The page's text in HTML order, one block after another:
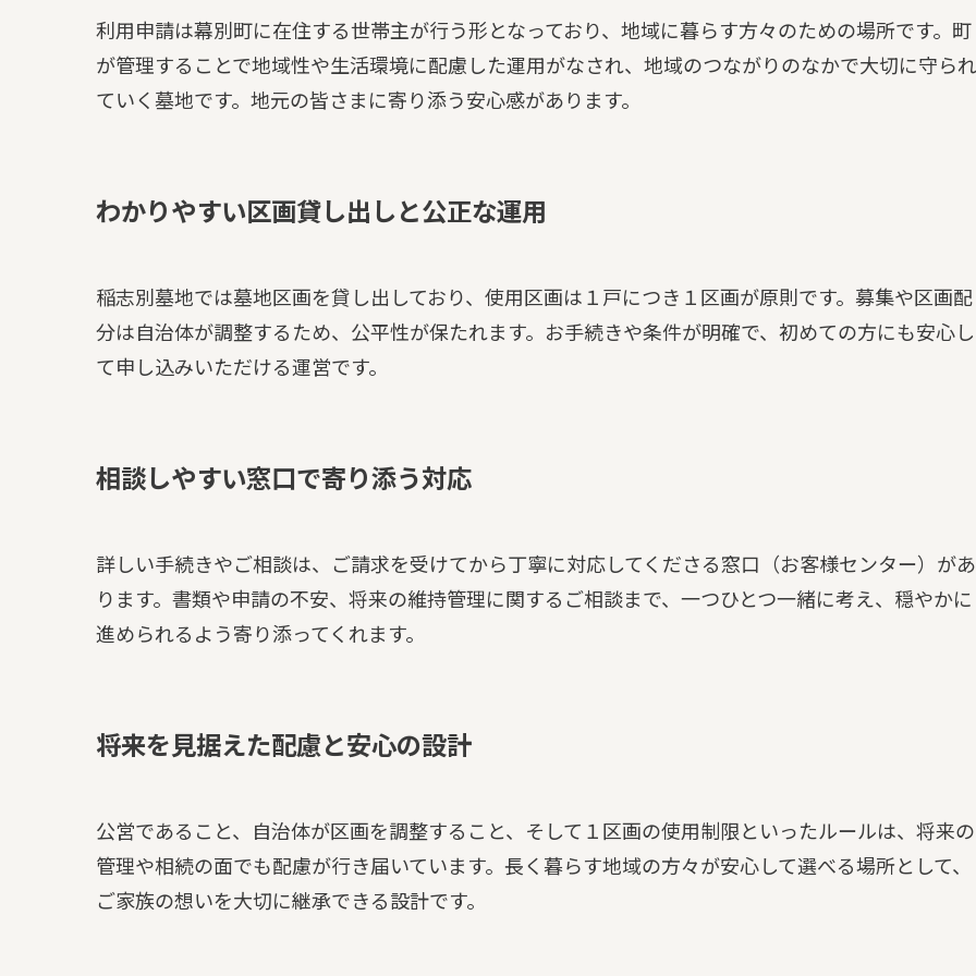
利用申請は幕別町に在住する世帯主が行う形となっており、地域に暮らす方々のための場所です。町
が管理することで地域性や生活環境に配慮した運用がなされ、地域のつながりのなかで大切に守られ
ていく墓地です。地元の皆さまに寄り添う安心感があります。
わかりやすい区画貸し出しと公正な運用
稲志別墓地では墓地区画を貸し出しており、使用区画は１戸につき１区画が原則です。募集や区画配
分は自治体が調整するため、公平性が保たれます。お手続きや条件が明確で、初めての方にも安心し
て申し込みいただける運営です。
相談しやすい窓口で寄り添う対応
詳しい手続きやご相談は、ご請求を受けてから丁寧に対応してくださる窓口（お客様センター）があ
ります。書類や申請の不安、将来の維持管理に関するご相談まで、一つひとつ一緒に考え、穏やかに
進められるよう寄り添ってくれます。
将来を見据えた配慮と安心の設計
公営であること、自治体が区画を調整すること、そして１区画の使用制限といったルールは、将来の
管理や相続の面でも配慮が行き届いています。長く暮らす地域の方々が安心して選べる場所として、
ご家族の想いを大切に継承できる設計です。